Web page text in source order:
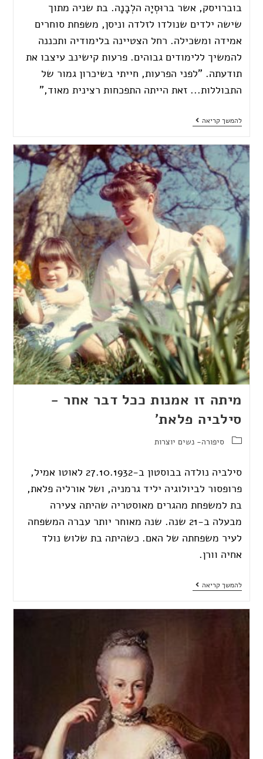
בוברויסק, אשר ברוּסְיָה הלְבָנָה. בת שניה מתוך
שישה ילדים שנולדו לזלדה וניסן, משפחת סוחרים
אמידה ומשכילה. רחל הצטיינה בלימודיה ותכננה
להמשיך ללימודים גבוהים. פרעות קישינב עיצבו את
תודעתה. "לפני הפרעות, חייתי בשיכרון גמור של
התבוללות... זאת הייתה התפכחות רצינית מאוד,"
להמשך קריאה
מיתה זו אמנות ככל דבר אחר -
סילביה פלאת'
סיפורה- נשים יוצרות
סילביה נולדה בבוסטון ב-27.10.1932 לאוטו אמיל,
פרופסור לביולוגיה יליד גרמניה, ושל אורליה פלאת,
בת למשפחת מהגרים מאוסטריה שהיתה צעירה
מבעלה ב-21 שנה. שנה מאוחר יותר עברה המשפחה
לעיר משפחתה של האם. כשהיתה בת שלוש נולד
אחיה וורן.
להמשך קריאה